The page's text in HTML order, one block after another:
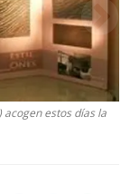
acogen estos días la